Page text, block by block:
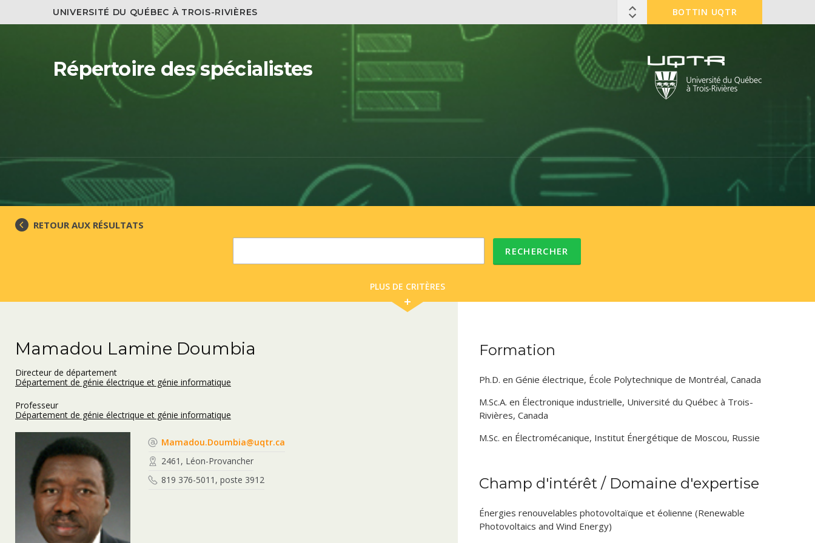
UNIVERSITÉ DU QUÉBEC À TROIS-RIVIÈRES BOTTIN UQTR
Répertoire des spécialistes
RETOUR AUX RÉSULTATS
RECHERCHER
PLUS DE CRITÈRES
Mamadou Lamine Doumbia
Directeur de département
Département de génie électrique et génie informatique
Professeur
Département de génie électrique et génie informatique
Mamadou.Doumbia@uqtr.ca
2461, Léon-Provancher
819 376-5011, poste 3912
Formation
Ph.D. en Génie électrique, École Polytechnique de Montréal, Canada
M.Sc.A. en Électronique industrielle, Université du Québec à Trois-
Rivières, Canada
M.Sc. en Électromécanique, Institut Énergétique de Moscou, Russie
Champ d'intérêt / Domaine d'expertise
Énergies renouvelables photovoltaïque et éolienne (Renewable
Photovoltaics and Wind Energy)